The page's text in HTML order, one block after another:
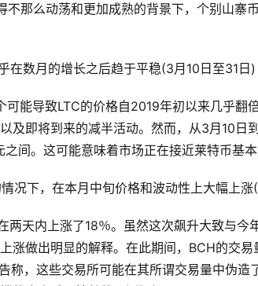
不那么动荡和更加成熟的背景下，个别山寨
在数月的增长之后趋于平稳(3月10日至31日)
可能导致LTC的价格自2019年初以来几乎翻
及即将到来的减半活动。然而，从3月10日
间。这可能意味着市场正在接近莱特币基本
况下，在本月中旬价格和波动性上大幅上涨
两天内上涨了18％。虽然这次飙升大致与今
涨做出明显的解释。在此期间，BCH的交
称，这些交易所可能在其所谓交易量中伪